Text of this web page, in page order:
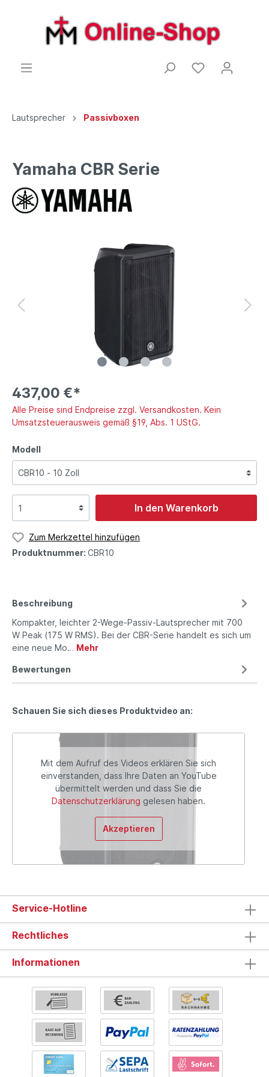
Lautsprecher Passivboxen
Yamaha CBR Serie
437,00 €*
Alle Preise sind Endpreise zzgl. Versandkosten. Kein
Umsatzsteuerausweis gemäß §19, Abs. 1 UStG.
Modell
In den Warenkorb
Zum Merkzettel hinzufügen
Produktnummer: CBR10
Beschreibung
Kompakter, leichter 2-Wege-Passiv-Lautsprecher mit 700
W Peak (175 W RMS). Bei der CBR-Serie handelt es sich um
eine neue Mo… Mehr
Bewertungen
Schauen Sie sich dieses Produktvideo an:
Mit dem Aufruf des Videos erklären Sie sich
einverstanden, dass Ihre Daten an YouTube
übermittelt werden und dass Sie die
Datenschutzerklärung gelesen haben.
Akzeptieren
Service-Hotline
Rechtliches
Informationen